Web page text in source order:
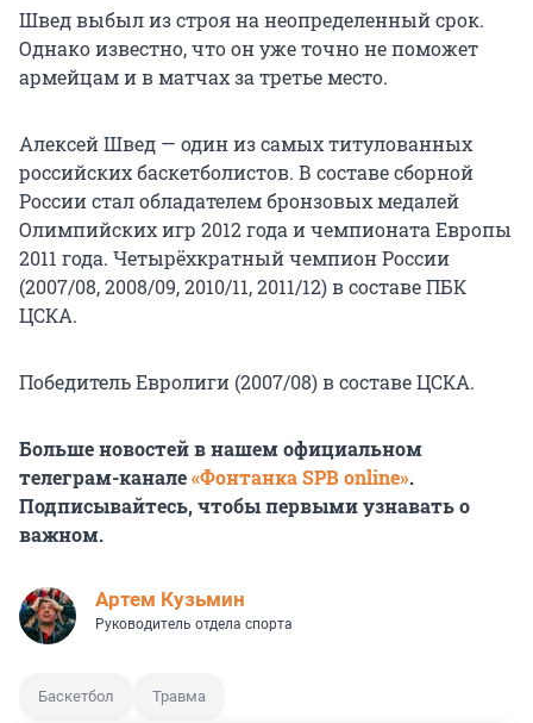
Швед выбыл из строя на неопределенный срок.
Однако известно, что он уже точно не поможет
армейцам и в матчах за третье место.
Алексей Швед — один из самых титулованных
российских баскетболистов. В составе сборной
России стал обладателем бронзовых медалей
Олимпийских игр 2012 года и чемпионата Европы
2011 года. Четырёхкратный чемпион России
(2007/08, 2008/09, 2010/11, 2011/12) в составе ПБК
ЦСКА.
Победитель Евролиги (2007/08) в составе ЦСКА.
Больше новостей в нашем официальном
телеграм-канале«Фонтанка SPB online».
Подписывайтесь, чтобы первыми узнавать о
важном.
Артем Кузьмин
Руководитель отдела спорта
Баскетбол Травма